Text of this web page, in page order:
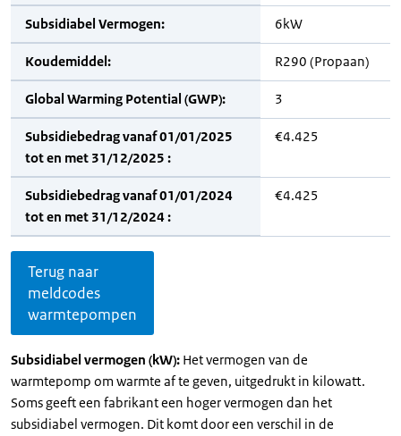
Subsidiabel Vermogen: 6kW
Koudemiddel: R290 (Propaan)
Global Warming Potential (GWP): 3
Subsidiebedrag vanaf 01/01/2025
tot en met 31/12/2025 :
€4.425
Subsidiebedrag vanaf 01/01/2024
tot en met 31/12/2024 :
€4.425
Terug naar
meldcodes
warmtepompen
Subsidiabel vermogen (kW): Het vermogen van de
warmtepomp om warmte af te geven, uitgedrukt in kilowatt.
Soms geeft een fabrikant een hoger vermogen dan het
subsidiabel vermogen. Dit komt door een verschil in de